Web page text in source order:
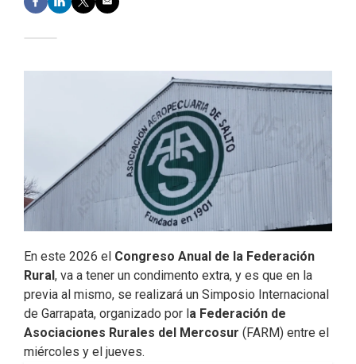
a
e
o
i
d
w
e
m
En este 2026 el Congreso Anual de la Federación
Rural , va a tener un condimento extra, y es que en la
previa al mismo, se realizará un Simposio Internacional
de Garrapata, organizado por l a Federación de
Asociaciones Rurales del Mercosur (FARM) entre el
miércoles y el jueves.